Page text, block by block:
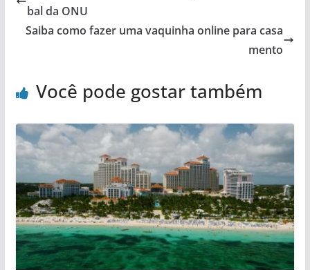
bal da ONU
Saiba como fazer uma vaquinha online para casa
mento
Você pode gostar também